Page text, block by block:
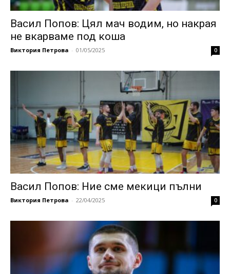
Васил Попов: Цял мач водим, но накрая
не вкарваме под коша
Виктория Петрова - 01/05/2025 0
Васил Попов: Ние сме мекици пълни
Виктория Петрова - 22/04/2025 0